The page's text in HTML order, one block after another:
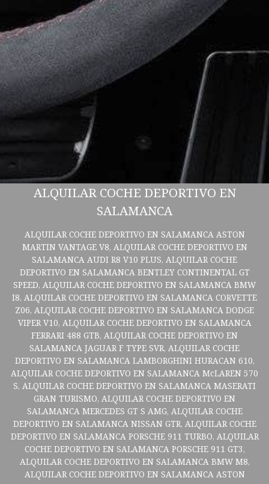
ALQUILAR COCHE DEPORTIVO EN
SALAMANCA
ALQUILAR COCHE DEPORTIVO EN SALAMANCA ASTON
MARTIN VANTAGE V8, ALQUILAR COCHE DEPORTIVO EN
SALAMANCA AUDI R8 V10 PLUS, ALQUILAR COCHE
DEPORTIVO EN SALAMANCA BENTLEY CONTINENTAL GT
SPEED, ALQUILAR COCHE DEPORTIVO EN SALAMANCA BMW
I8, ALQUILAR COCHE DEPORTIVO EN SALAMANCA CORVETTE
Z06, ALQUILAR COCHE DEPORTIVO EN SALAMANCA DODGE
VIPER V10, ALQUILAR COCHE DEPORTIVO EN SALAMANCA
FERRARI 488 GTB, ALQUILAR COCHE DEPORTIVO EN
SALAMANCA JAGUAR F TYPE SVR, ALQUILAR COCHE
DEPORTIVO EN SALAMANCA LAMBORGHINI HURACAN 610,
ALQUILAR COCHE DEPORTIVO EN SALAMANCA McLAREN 570
S, ALQUILAR COCHE DEPORTIVO EN SALAMANCA MASERATI
GRAN TURISMO, ALQUILAR COCHE DEPORTIVO EN
SALAMANCA MERCEDES GT S AMG, ALQUILAR COCHE
DEPORTIVO EN SALAMANCA NISSAN GTR, ALQUILAR COCHE
DEPORTIVO EN SALAMANCA PORSCHE 911 TURBO, ALQUILAR
COCHE DEPORTIVO EN SALAMANCA PORSCHE 911 GT3,
ALQUILAR COCHE DEPORTIVO EN SALAMANCA BMW M8,
ALQUILAR COCHE DEPORTIVO EN SALAMANCA ASTON